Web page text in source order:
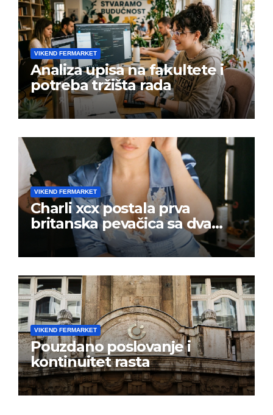
VIKEND FERMARKET
Analiza upisa na fakultete i
potreba tržišta rada
VIKEND FERMARKET
Charli xcx postala prva
britanska pevačica sa dva
albuma na prvom mestu u
istoj kalendarskoj godini
VIKEND FERMARKET
Pouzdano poslovanje i
kontinuitet rasta